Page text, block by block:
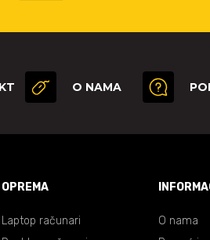
O NAMA
OPREMA
Laptop računari
O nama